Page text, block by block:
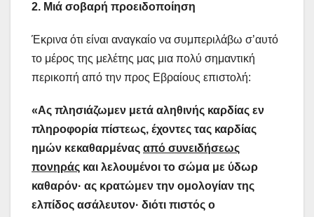
2. Μιά σοβαρή προειδοποίηση
Έκρινα ότι είναι αναγκαίο να συμπεριλάβω σ’αυτό
το μέρος της μελέτης μας μια πολύ σημαντική
περικοπή από την προς Εβραίους επιστολή:
«Ας πλησιάζωμεν μετά αληθινής καρδίας εν
πληροφορία πίστεως, έχοντες τας καρδίας
ημών κεκαθαρμένας από συνειδήσεως
πονηράς και λελουμένοι το σώμα με ύδωρ
καθαρόν· ας κρατώμεν την ομολογίαν της
ελπίδος ασάλευτον· διότι πιστός ο